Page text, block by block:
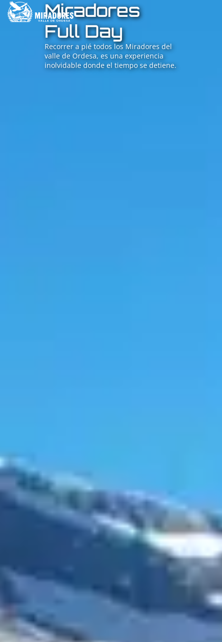
Miradores
Full Day
Recorrer a pié todos los Miradores del
valle de Ordesa, es una experiencia
inolvidable donde el tiempo se detiene.